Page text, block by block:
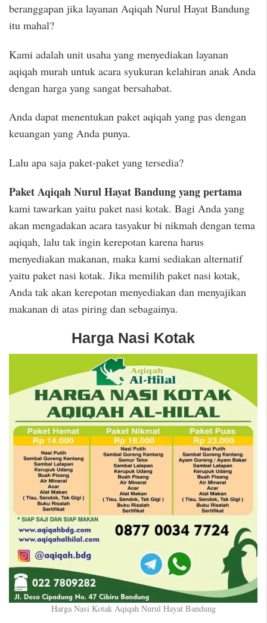
beranggapan jika layanan Aqiqah Nurul Hayat Bandung
itu mahal?
Kami adalah unit usaha yang menyediakan layanan
aqiqah murah untuk acara syukuran kelahiran anak Anda
dengan harga yang sangat bersahabat.
Anda dapat menentukan paket aqiqah yang pas dengan
keuangan yang Anda punya.
Lalu apa saja paket-paket yang tersedia?
Paket Aqiqah Nurul Hayat Bandung yang pertama
kami tawarkan yaitu paket nasi kotak. Bagi Anda yang
akan mengadakan acara tasyakur bi nikmah dengan tema
aqiqah, lalu tak ingin kerepotan karena harus
menyediakan makanan, maka kami sediakan alternatif
yaitu paket nasi kotak. Jika memilih paket nasi kotak,
Anda tak akan kerepotan menyediakan dan menyajikan
makanan di atas piring dan sebagainya.
Harga Nasi Kotak
Harga Nasi Kotak Aqiqah Nurul Hayat Bandung